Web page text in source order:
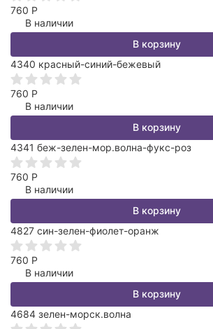
760 Р
В наличии
В корзину
4340 красный-синий-бежевый
760 Р
В наличии
В корзину
4341 беж-зелен-мор.волна-фукс-роз
760 Р
В наличии
В корзину
4827 син-зелен-фиолет-оранж
760 Р
В наличии
В корзину
4684 зелен-морск.волна